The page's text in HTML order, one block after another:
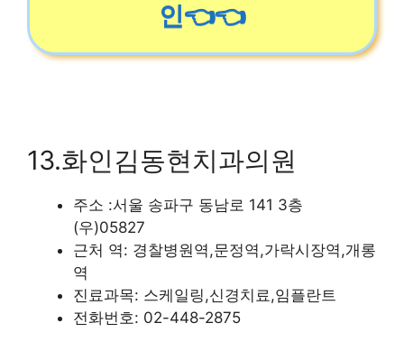
인👈👈
13.화인김동현치과의원
주소 :서울 송파구 동남로 141 3층
(우)05827
근처 역: 경찰병원역,문정역,가락시장역,개롱
역
진료과목: 스케일링,신경치료,임플란트
전화번호: 02-448-2875